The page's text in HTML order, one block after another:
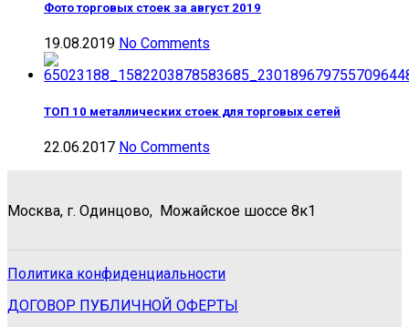
Фото торговых стоек за август 2019
19.08.2019 No Comments
ТОП 10 металлических стоек для торговых сетей
22.06.2017 No Comments
Москва, г. Одинцово, Можайское шоссе 8к1
Политика конфиденциальности
ДОГОВОР ПУБЛИЧНОЙ ОФЕРТЫ